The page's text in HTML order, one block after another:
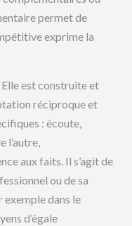
permet de
exprime la
est construite et
réciproque et
: écoute,
l’autre,
aux faits. Il s’agit de
ou de sa
dans le
d’égale